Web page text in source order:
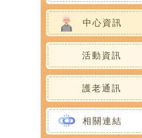
中心環境
日間護理服務
家居照顧及支援服務
樂齡社區服務
護老者支援服務
中心資訊
活動資訊
護老通訊
相關連結